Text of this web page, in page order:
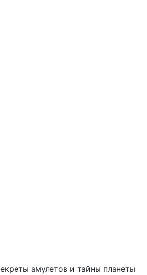
амулетов и тайны планеты